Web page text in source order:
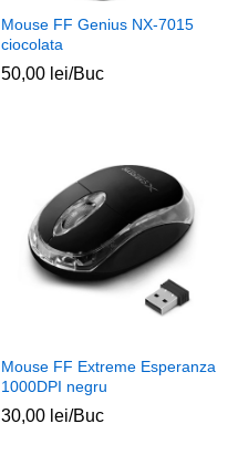
Mouse FF Genius NX-7015
ciocolata
50,00 lei/Buc
Mouse FF Extreme Esperanza
1000DPI negru
30,00 lei/Buc